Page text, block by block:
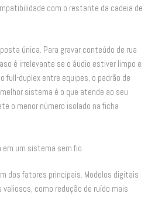
com o restante da cadeia de
única. Para gravar conteúdo de rua
é irrelevante se o áudio estiver limpo e
full-duplex entre equipes, o padrão de
sistema é o que atende ao seu
o menor número isolado na ficha
em um sistema sem fio
dos fatores principais. Modelos digitais
como redução de ruído mais